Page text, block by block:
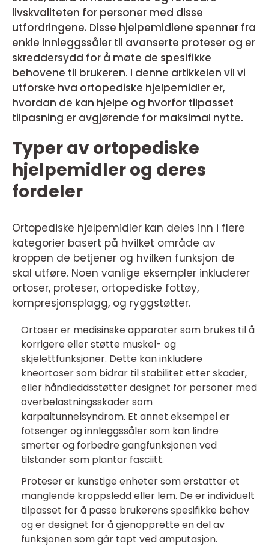
livskvaliteten for personer med disse
utfordringene. Disse hjelpemidlene spenner fra
enkle innleggssåler til avanserte proteser og er
skreddersydd for å møte de spesifikke
behovene til brukeren. I denne artikkelen vil vi
utforske hva ortopediske hjelpemidler er,
hvordan de kan hjelpe og hvorfor tilpasset
tilpasning er avgjørende for maksimal nytte.
Typer av ortopediske
hjelpemidler og deres
fordeler
Ortopediske hjelpemidler kan deles inn i flere
kategorier basert på hvilket område av
kroppen de betjener og hvilken funksjon de
skal utføre. Noen vanlige eksempler inkluderer
ortoser, proteser, ortopediske fottøy,
kompresjonsplagg, og ryggstøtter.
Ortoser er medisinske apparater som brukes til å
korrigere eller støtte muskel- og
skjelettfunksjoner. Dette kan inkludere
kneortoser som bidrar til stabilitet etter skader,
eller håndleddsstøtter designet for personer med
overbelastningsskader som
karpaltunnelsyndrom. Et annet eksempel er
fotsenger og innleggssåler som kan lindre
smerter og forbedre gangfunksjonen ved
tilstander som plantar fasciitt.
Proteser er kunstige enheter som erstatter et
manglende kroppsledd eller lem. De er individuelt
tilpasset for å passe brukerens spesifikke behov
og er designet for å gjenopprette en del av
funksjonen som går tapt ved amputasjon.